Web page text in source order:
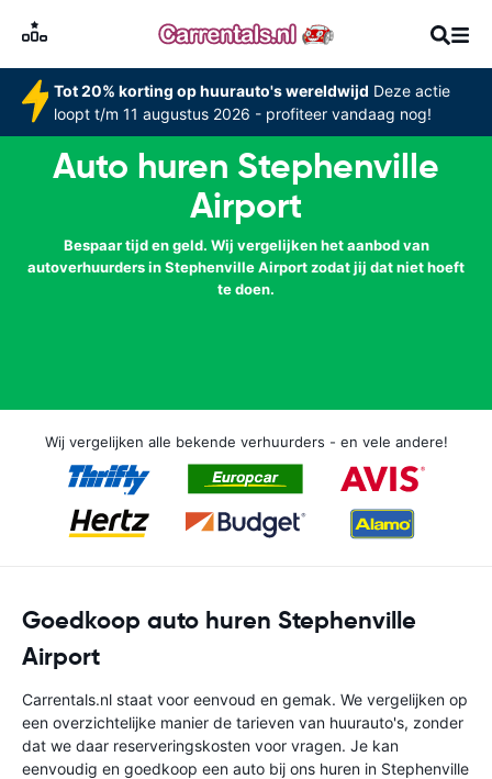
Tot 20% korting op huurauto's wereldwijd Deze actie
loopt t/m 11 augustus 2026 - profiteer vandaag nog!
Auto huren Stephenville
Airport
Bespaar tijd en geld. Wij vergelijken het aanbod van
autoverhuurders in Stephenville Airport zodat jij dat niet hoeft
te doen.
Wij vergelijken alle bekende verhuurders - en vele andere!
Goedkoop auto huren Stephenville
Airport
Carrentals.nl staat voor eenvoud en gemak. We vergelijken op
een overzichtelijke manier de tarieven van huurauto's, zonder
dat we daar reserveringskosten voor vragen. Je kan
eenvoudig en goedkoop een auto bij ons huren in Stephenville